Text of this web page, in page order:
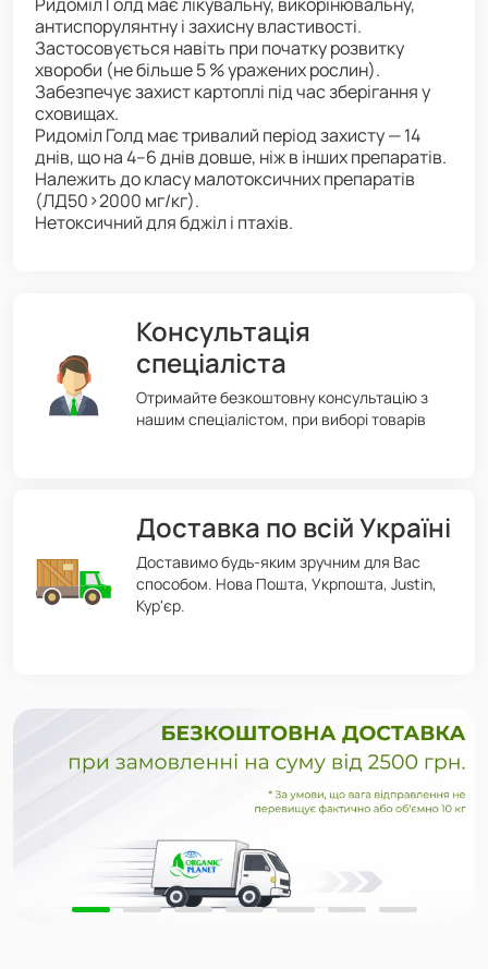
антиспорулянтну і захисну властивості.
Застосовується навіть при початку розвитку
хвороби (не більше 5 % уражених рослин).
Забезпечує захист картоплі під час зберігання у
сховищах.
Ридоміл Голд має тривалий період захисту — 14
днів, що на 4–6 днів довше, ніж в інших препаратів.
Належить до класу малотоксичних препаратів
(ЛД50>2000 мг/кг).
Нетоксичний для бджіл і птахів.
Консультація
спеціаліста
Отримайте безкоштовну консультацію з
нашим спеціалістом, при виборі товарів
Доставка по всій Україні
Доставимо будь-яким зручним для Вас
способом. Нова Пошта, Укрпошта, Justin,
Кур'єр.